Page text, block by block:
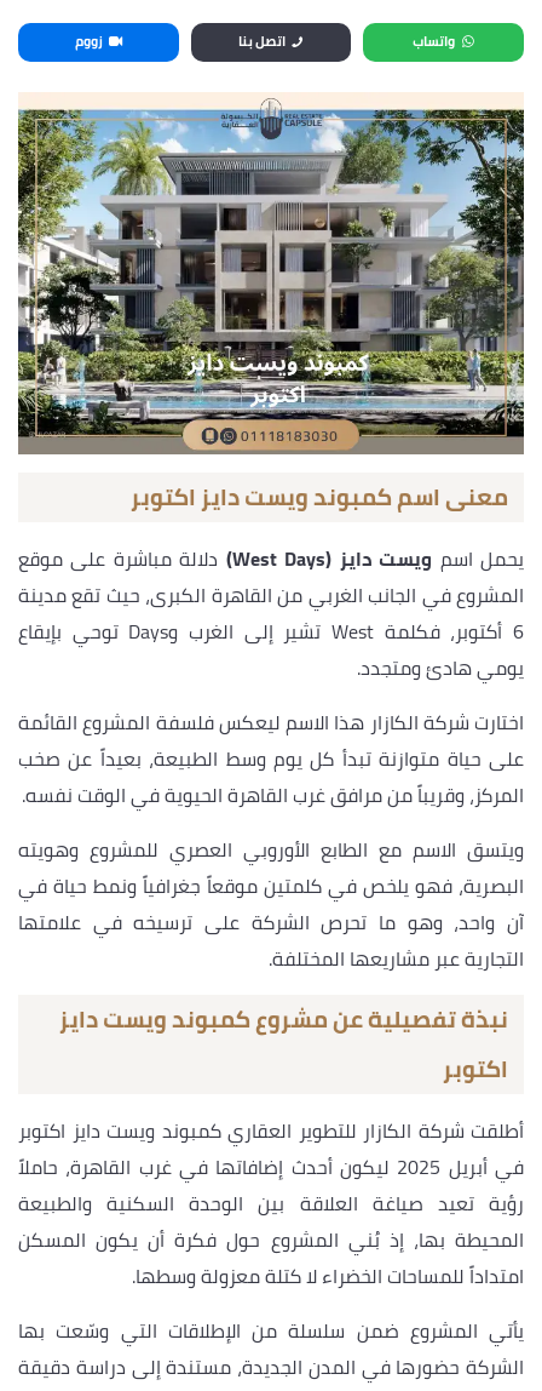
واتساب اتصل بنا زووم
معنى اسم كمبوند ويست دايز اكتوبر
يحمل اسم ويست دايز (West Days)
دلالة مباشرة على موقع
المشروع في الجانب الغربي من القاهرة الكبرى، حيث تقع مدينة
6 أكتوبر، فكلمة West تشير إلى الغرب وDays توحي بإيقاع
يومي هادئ ومتجدد.
اختارت شركة الكازار هذا الاسم ليعكس فلسفة المشروع القائمة
على حياة متوازنة تبدأ كل يوم وسط الطبيعة، بعيداً عن صخب
المركز، وقريباً من مرافق غرب القاهرة الحيوية في الوقت نفسه.
ويتسق الاسم مع الطابع الأوروبي العصري للمشروع وهويته
البصرية، فهو يلخص في كلمتين موقعاً جغرافياً ونمط حياة في
آن واحد، وهو ما تحرص الشركة على ترسيخه في علامتها
التجارية عبر مشاريعها المختلفة.
نبذة تفصيلية عن مشروع كمبوند ويست دايز
اكتوبر
أطلقت شركة الكازار للتطوير العقاري كمبوند ويست دايز اكتوبر
في أبريل 2025 ليكون أحدث إضافاتها في غرب القاهرة، حاملاً
رؤية تعيد صياغة العلاقة بين الوحدة السكنية والطبيعة
المحيطة بها، إذ بُني المشروع حول فكرة أن يكون المسكن
امتداداً للمساحات الخضراء لا كتلة معزولة وسطها.
يأتي المشروع ضمن سلسلة من الإطلاقات التي وسّعت بها
الشركة حضورها في المدن الجديدة، مستندة إلى دراسة دقيقة